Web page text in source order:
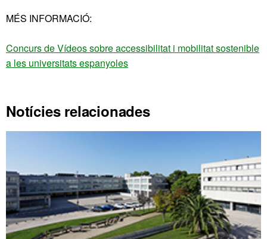
MÉS INFORMACIÓ:
Concurs de Vídeos sobre accessibilitat i mobilitat sostenible
a les universitats espanyoles
Notícies relacionades